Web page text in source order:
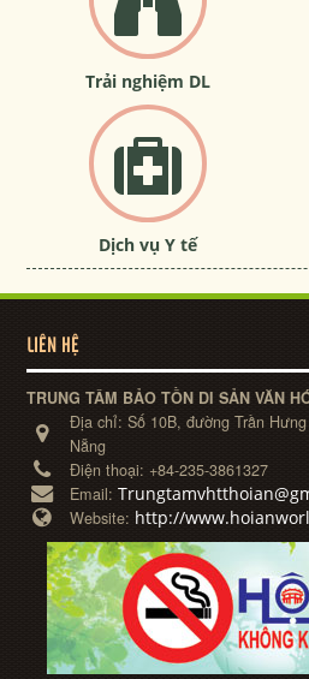
Trải nghiệm DL
Dịch vụ Y tế
LIÊN HỆ
TRUNG TÂM BẢO TỒN DI SẢN VĂN
Địa chỉ:Số 10B, đường Trần
Nẵng
Điện thoại: +84-235-3861327
Email:
Website: http://